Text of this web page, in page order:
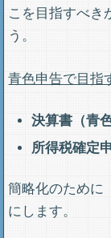
こを目指すべき
う。
青色申告で目指
決算書（青
所得税確定
簡略化のために
にします。